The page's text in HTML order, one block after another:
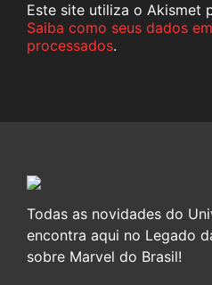
Este site utiliza o Akismet
Saiba como seus dados
processados.
Todas as novidades do
encontra aqui no Legado
sobre Marvel do Brasil!